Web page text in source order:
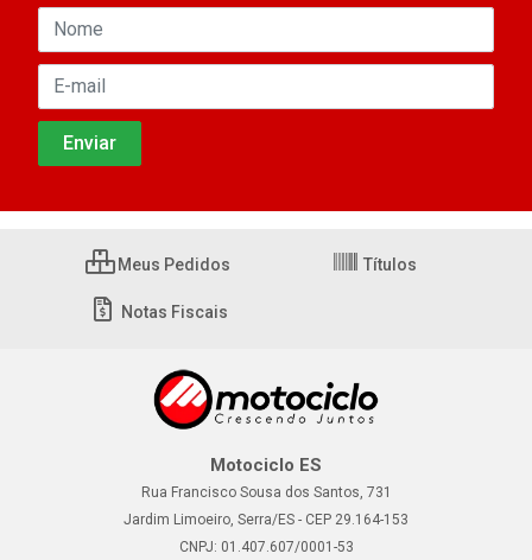
Meus Pedidos Títulos
Notas Fiscais
Motociclo ES
Rua Francisco Sousa dos Santos, 731
Jardim Limoeiro, Serra/ES - CEP 29.164-153
CNPJ: 01.407.607/0001-53